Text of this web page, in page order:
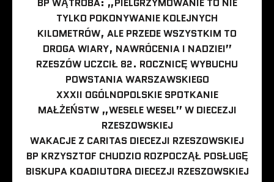
TYLKO POKONYWANIE KOLEJNYCH
KILOMETRÓW, ALE PRZEDE WSZYSTKIM TO
DROGA WIARY, NAWRÓCENIA I NADZIEI”
RZESZÓW UCZCIŁ 82. ROCZNICĘ WYBUCHU
POWSTANIA WARSZAWSKIEGO
XXXII OGÓLNOPOLSKIE SPOTKANIE
MAŁŻEŃSTW „WESELE WESEL” W DIECEZJI
RZESZOWSKIEJ
WAKACJE Z CARITAS DIECEZJI RZESZOWSKIEJ
BP KRZYSZTOF CHUDZIO ROZPOCZĄŁ POSŁUGĘ
BISKUPA KOADIUTORA DIECEZJI RZESZOWSKIEJ